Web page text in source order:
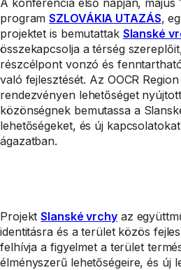
A konferencia első napján, május
programSZLOVÁKIA UTAZÁS,
projektet is bemutattak Slanské
összekapcsolja a térség
részcélpont vonzó és
való fejlesztését. Az OOCR
rendezvényen lehetőséget
közönségnek bemutassa a
lehetőségeket, és új
ágazatban.
ProjektSlanské vrchyaz
identitásra és a terület közös
felhívja a figyelmet a terület
élményszerű lehetőségeire, és új